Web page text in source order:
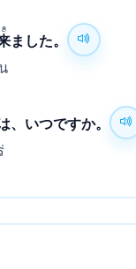
き
ました。
、いつですか。